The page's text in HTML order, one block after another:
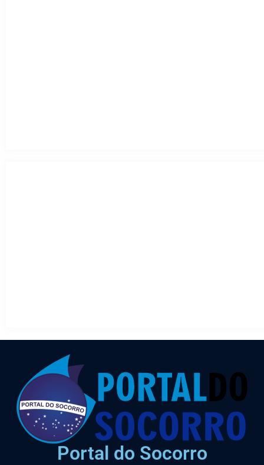
Portal do Socorro